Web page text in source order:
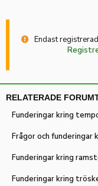
Endast
RELATERADE
Funderingar kring
Funderingar kring
Funderingar kring